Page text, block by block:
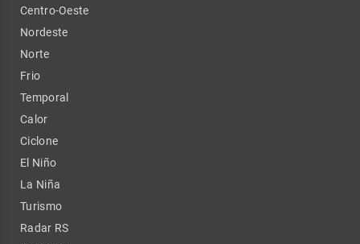
Centro-Oeste
Nordeste
Norte
Frio
Temporal
Calor
Ciclone
El Niño
La Niña
Turismo
Radar RS